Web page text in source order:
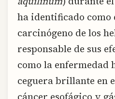
ha identificado
carcinógeno de los
responsable de sus
como la enfermedad
ceguera brillante en